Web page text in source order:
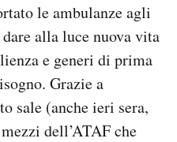
le ambulanze agli
alla luce nuova vita
e generi di prima
Grazie a
sale (anche ieri sera,
dell’ATAF che